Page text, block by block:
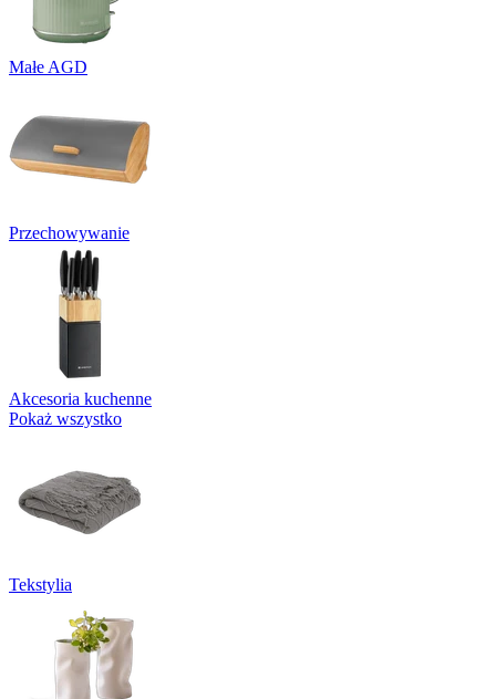
Małe AGD
Przechowywanie
Akcesoria kuchenne
Pokaż wszystko
Tekstylia